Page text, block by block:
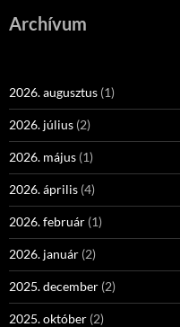
Archívum
2026. augusztus (1)
2026. július (2)
2026. május (1)
2026. április (4)
2026. február (1)
2026. január (2)
2025. december (2)
2025. október (2)